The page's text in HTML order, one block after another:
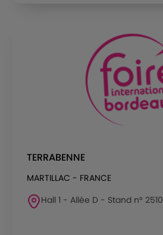
TERRABENNE
MARTILLAC - FRANCE
Hall 1 - Allée D - Stand n° 2510